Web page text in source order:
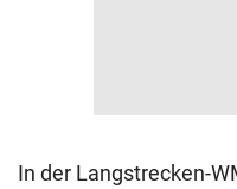
In der Langstrecken-